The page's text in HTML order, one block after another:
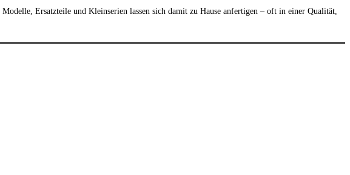
Ersatzteile und Kleinserien lassen sich damit zu Hause anfertigen – oft in einer Qualität,